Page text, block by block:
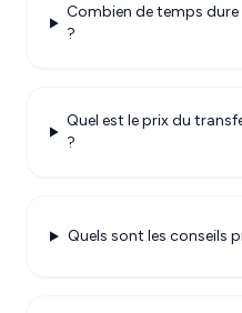
Combien de temps
?
Quel est le prix du
?
Quels sont les conseils